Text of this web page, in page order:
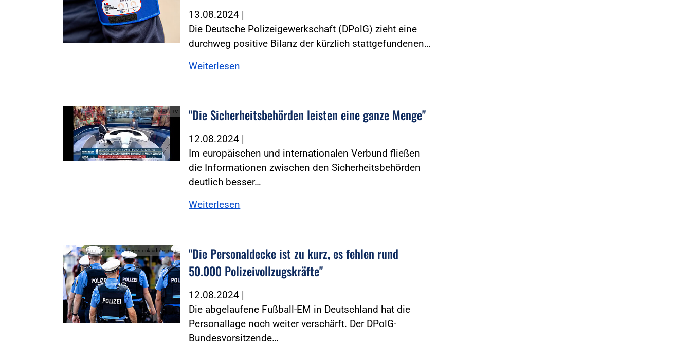
13.08.2024 |
Die Deutsche Polizeigewerkschaft (DPolG) zieht eine
durchweg positive Bilanz der kürzlich stattgefundenen…
Weiterlesen
Foto:Foto: Screenshot WELT TV "Die Sicherheitsbehörden leisten eine ganze Menge"
12.08.2024 |
Im europäischen und internationalen Verbund fließen
die Informationen zwischen den Sicherheitsbehörden
deutlich besser…
Weiterlesen
Foto:Tobias Arhelger - stock.adobe.com
"Die Personaldecke ist zu kurz, es fehlen rund
50.000 Polizeivollzugskräfte"
12.08.2024 |
Die abgelaufene Fußball-EM in Deutschland hat die
Personallage noch weiter verschärft. Der DPolG-
Bundesvorsitzende…